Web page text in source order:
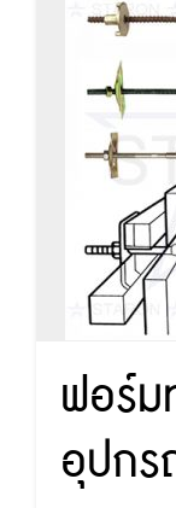
ฟอร์ม
อุปก